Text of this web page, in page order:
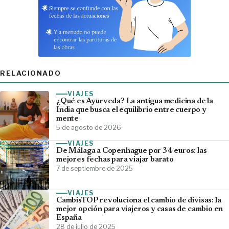
RELACIONADO
VIAJES
¿Qué es Ayurveda? La antigua medicina de la
India que busca el equilibrio entre cuerpo y
mente
5 de agosto de 2026
VIAJES
De Málaga a Copenhague por 34 euros: las
mejores fechas para viajar barato
7 de septiembre de 2025
VIAJES
CambisTOP revoluciona el cambio de divisas: la
mejor opción para viajeros y casas de cambio en
España
28 de julio de 2025